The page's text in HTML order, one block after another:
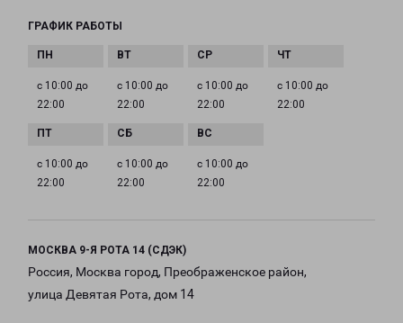
ГРАФИК РАБОТЫ
с 10:00 до
22:00
с 10:00 до
22:00
с 10:00 до
22:00
с 10:00 до
22:00
с 10:00 до
22:00
с 10:00 до
22:00
с 10:00 до
22:00
МОСКВА 9-Я РОТА 14 (СДЭК)
Россия, Москва город, Преображенское район,
улица Девятая Рота, дом 14